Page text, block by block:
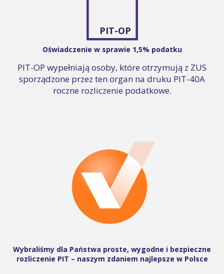
PIT-OP
Oświadczenie w sprawie 1,5% podatku
PIT-OP wypełniają osoby, które otrzymują z ZUS
sporządzone przez ten organ na druku PIT-40A
roczne rozliczenie podatkowe.
Wybraliśmy dla Państwa proste, wygodne i bezpieczne
rozliczenie PIT – naszym zdaniem najlepsze w Polsce